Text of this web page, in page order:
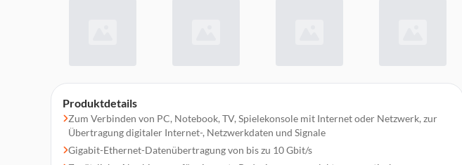
Produktdetails
Zum Verbinden von PC, Notebook, TV, Spielekonsole mit Internet oder Netzwerk, zur
Übertragung digitaler Internet-, Netzwerkdaten und Signale
Gigabit-Ethernet-Datenübertragung von bis zu 10 Gbit/s